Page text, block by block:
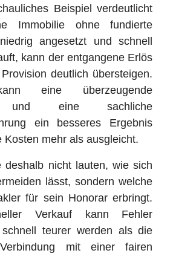
Beispiel verdeutlicht
Immobilie ohne fundierte
angesetzt und schnell
kann der entgangene Erlös
deutlich übersteigen.
eine überzeugende
und eine sachliche
ein besseres Ergebnis
Kosten mehr als ausgleicht.
deshalb nicht lauten, wie sich
lässt, sondern welche
für sein Honorar erbringt.
Verkauf kann Fehler
teurer werden als die
mit einer fairen